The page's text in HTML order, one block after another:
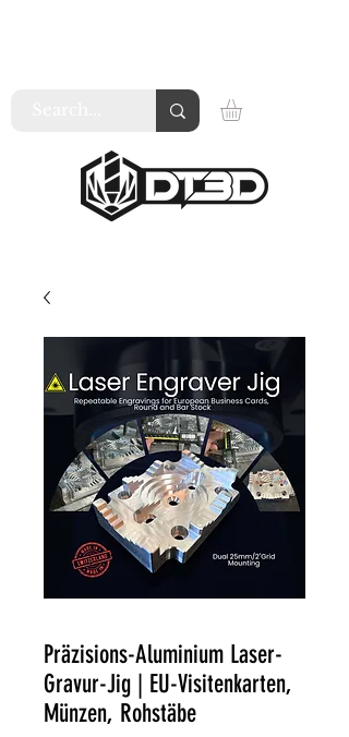
Präzisions-Aluminium Laser-
Gravur-Jig | EU-Visitenkarten,
Münzen, Rohstäbe